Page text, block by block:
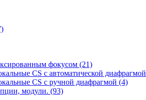
фокусом (21)
CS c автоматической диафрагмой
CS c ручной диафрагмой (4)
модули. (93)